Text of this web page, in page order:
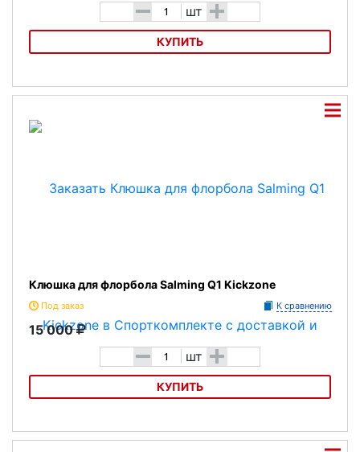
- шт +
КУПИТЬ
Клюшка для флорбола Wooloc Force 3.2
Клюшка для флорбола Salming Q1 Kickzone
Под заказ К сравнению
15 000
- шт +
КУПИТЬ
Клюшка для флорбола Salming Q1 Kickzone